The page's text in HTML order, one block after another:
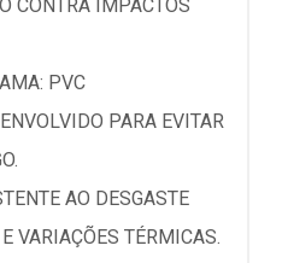
CONTRA IMPACTOS
PVC
PARA EVITAR
AO DESGASTE
VARIAÇÕES TÉRMICAS.